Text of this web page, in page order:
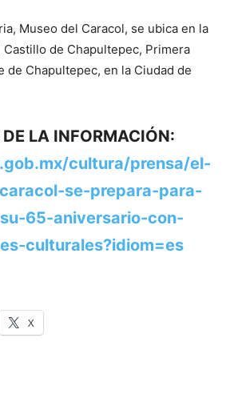
Museo del Caracol, se ubica en la
Castillo de Chapultepec, Primera
de Chapultepec, en la Ciudad de
DE LA INFORMACIÓN:
cultura/prensa/el-
se-prepara-para-
65-aniversario-con-
culturales?idiom=es
X